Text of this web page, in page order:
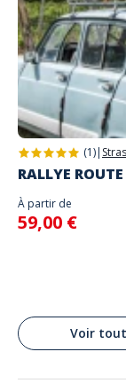
choix
Le lieu de départ
N'entrez les
et prêts à
Langues parlées
Anglais, Français
Adresse
Stand alone activity
Place de Neuve,
(1)|
RALLYE
À partir de
59,00 €
Voir